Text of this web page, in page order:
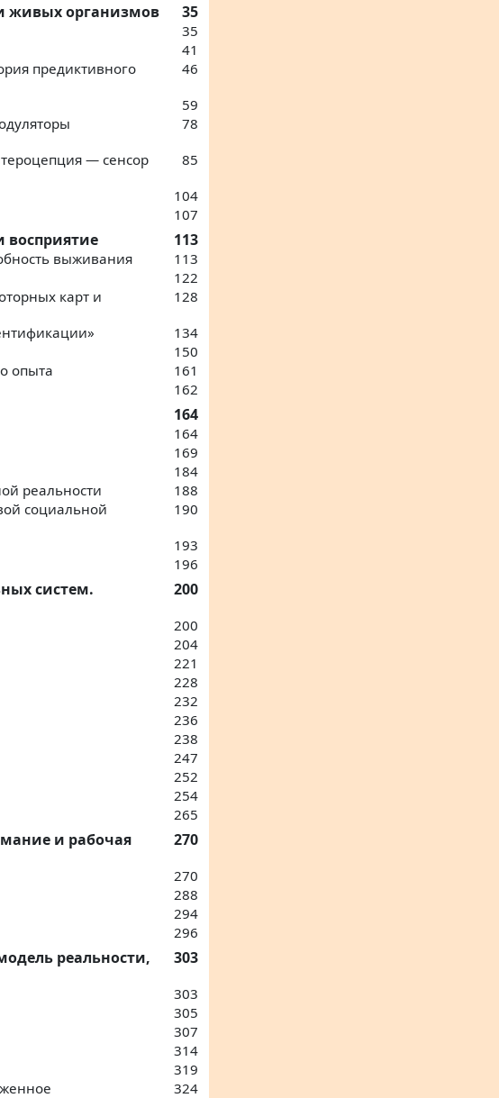
живых организмов 35
35
41
предиктивного
46
59
78
— сенсор
85
104
107
восприятие 113
выживания
113
122
карт и
128
134
150
опыта
161
162
164
164
169
184
реальности
188
социальной
190
193
196
систем.
200
200
204
221
228
232
236
238
247
252
254
265
и рабочая
270
270
288
294
296
реальности,
303
303
305
307
314
319
324